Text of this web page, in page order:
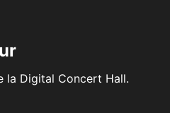
la Digital Concert Hall.